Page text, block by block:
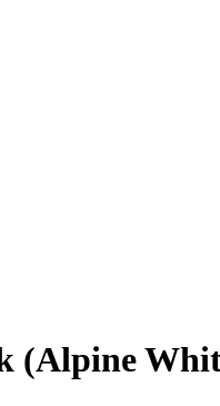
(Alpine